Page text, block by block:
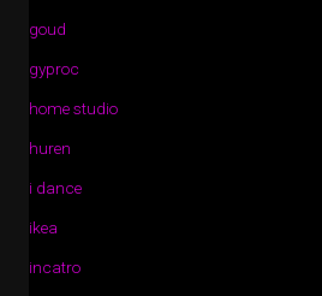
goud
gyproc
home studio
huren
i dance
ikea
incatro